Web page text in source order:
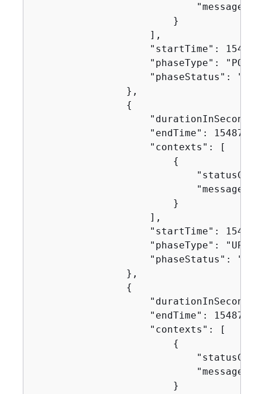
"message":
                        }
                    ],
"startTime":
"phaseType":
"phaseStatus":
                },
{
"endTime":
                    "contexts": [
{
"message":
                        }
                    ],
"startTime":
"phaseType":
"phaseStatus":
                },
{
"endTime":
                    "contexts": [
{
"message":
                        }